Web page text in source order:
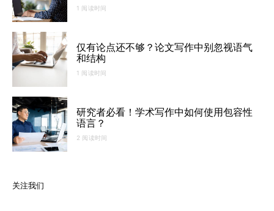
1 阅读时间
仅有论点还不够？论文写作中别忽视语气
和结构
1 阅读时间
研究者必看！学术写作中如何使用包容性
语言？
2 阅读时间
关注我们